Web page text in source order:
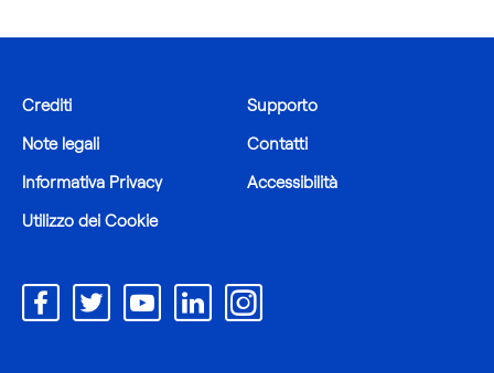
Crediti
Note legali
Informativa Privacy
Utilizzo dei Cookie
Supporto
Contatti
Accessibilità